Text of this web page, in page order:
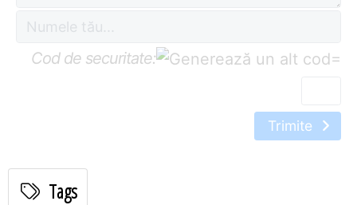
Cod de securitate: =
Trimite
Tags